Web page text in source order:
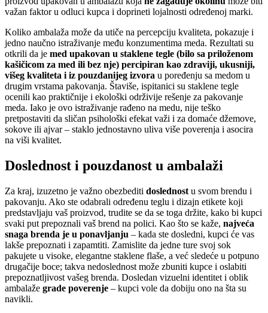
važan faktor u odluci kupca i doprineti lojalnosti određenoj marki.
Koliko ambalaža može da utiče na percepciju kvaliteta, pokazuje i
jedno naučno istraživanje među konzumentima meda. Rezultati su
otkrili da je med upakovan u staklene tegle (bilo sa priloženom
kašičicom za med ili bez nje) percipiran kao zdraviji, ukusniji,
višeg kvaliteta i iz pouzdanijeg izvora u poređenju sa medom u
drugim vrstama pakovanja. Štaviše, ispitanici su staklene tegle
ocenili kao praktičnije i ekološki održivije rešenje za pakovanje
meda. Iako je ovo istraživanje rađeno na medu, nije teško
pretpostaviti da sličan psihološki efekat važi i za domaće džemove,
sokove ili ajvar – staklo jednostavno uliva više poverenja i asocira
na viši kvalitet.
Doslednost i pouzdanost u ambalaži
Za kraj, izuzetno je važno obezbediti doslednost u svom brendu i
pakovanju. Ako ste odabrali određenu teglu i dizajn etikete koji
predstavljaju vaš proizvod, trudite se da se toga držite, kako bi kupci
svaki put prepoznali vaš brend na polici. Kao što se kaže, najveća
snaga brenda je u ponavljanju – kada ste dosledni, kupci će vas
lakše prepoznati i zapamtiti. Zamislite da jedne ture svoj sok
pakujete u visoke, elegantne staklene flaše, a već sledeće u potpuno
drugačije boce; takva nedoslednost može zbuniti kupce i oslabiti
prepoznatljivost vašeg brenda. Dosledan vizuelni identitet i oblik
ambalaže grade poverenje – kupci vole da dobiju ono na šta su
navikli.